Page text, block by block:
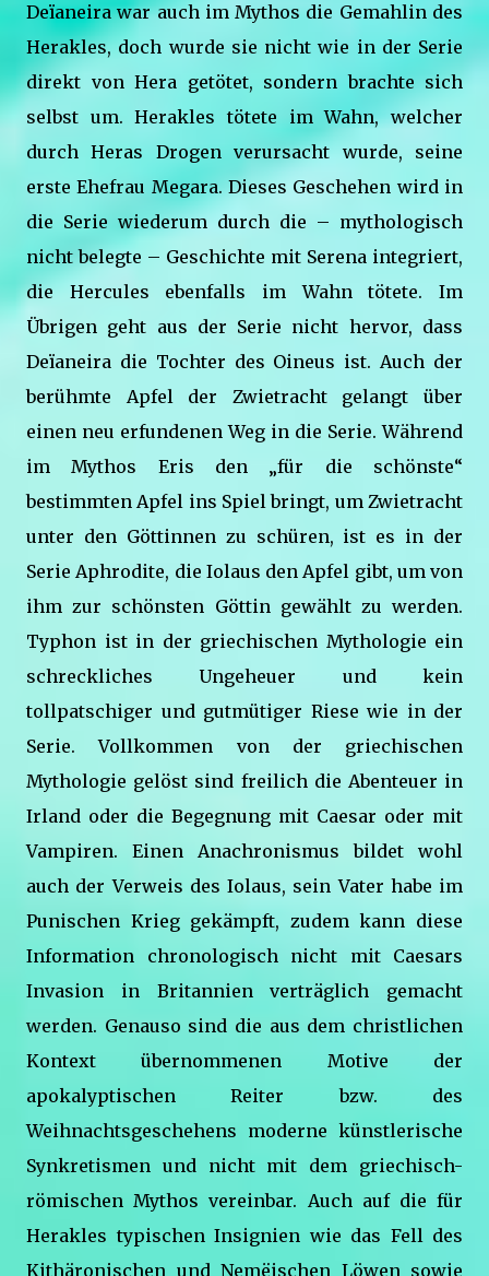
Deïaneira war auch im Mythos die Gemahlin des
Herakles, doch wurde sie nicht wie in der Serie
direkt von Hera getötet, sondern brachte sich
selbst um. Herakles tötete im Wahn, welcher
durch Heras Drogen verursacht wurde, seine
erste Ehefrau Megara. Dieses Geschehen wird in
die Serie wiederum durch die – mythologisch
nicht belegte – Geschichte mit Serena integriert,
die Hercules ebenfalls im Wahn tötete. Im
Übrigen geht aus der Serie nicht hervor, dass
Deïaneira die Tochter des Oineus ist. Auch der
berühmte Apfel der Zwietracht gelangt über
einen neu erfundenen Weg in die Serie. Während
im Mythos Eris den „für die schönste“
bestimmten Apfel ins Spiel bringt, um Zwietracht
unter den Göttinnen zu schüren, ist es in der
Serie Aphrodite, die Iolaus den Apfel gibt, um von
ihm zur schönsten Göttin gewählt zu werden.
Typhon ist in der griechischen Mythologie ein
schreckliches Ungeheuer und kein
tollpatschiger und gutmütiger Riese wie in der
Serie. Vollkommen von der griechischen
Mythologie gelöst sind freilich die Abenteuer in
Irland oder die Begegnung mit Caesar oder mit
Vampiren. Einen Anachronismus bildet wohl
auch der Verweis des Iolaus, sein Vater habe im
Punischen Krieg gekämpft, zudem kann diese
Information chronologisch nicht mit Caesars
Invasion in Britannien verträglich gemacht
werden. Genauso sind die aus dem christlichen
Kontext übernommenen Motive der
apokalyptischen Reiter bzw. des
Weihnachtsgeschehens moderne künstlerische
Synkretismen und nicht mit dem griechisch-
römischen Mythos vereinbar. Auch auf die für
Herakles typischen Insignien wie das Fell des
Kithäronischen und Nemëischen Löwen sowie